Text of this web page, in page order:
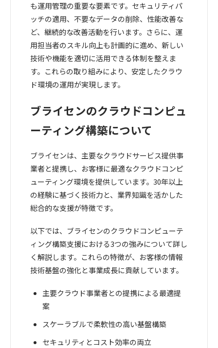
も運用管理の重要な要素です。セキュリティパ
ッチの適用、不要なデータの削除、性能改善な
ど、継続的な改善活動を行います。さらに、運
用担当者のスキル向上も計画的に進め、新しい
技術や機能を適切に活用できる体制を整えま
す。これらの取り組みにより、安定したクラウ
ド環境の運用が実現します。
ブライセンのクラウドコンピュ
ーティング構築について
ブライセンは、主要なクラウドサービス提供事
業者と提携し、お客様に最適なクラウドコンピ
ューティング環境を提供しています。30年以上
の経験に基づく技術力と、業界知識を活かした
総合的な支援が特徴です。
以下では、ブライセンのクラウドコンピューテ
ィング構築支援における3つの強みについて詳し
く解説します。これらの特徴が、お客様の情報
技術基盤の強化と事業成長に貢献しています。
主要クラウド事業者との提携による最適提
案
スケーラブルで柔軟性の高い基盤構築
セキュリティとコスト効率の両立